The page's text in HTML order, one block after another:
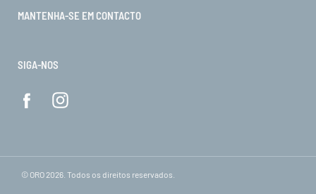
MANTENHA-SE EM CONTACTO
SIGA-NOS
© ORO 2026. Todos os direitos reservados.